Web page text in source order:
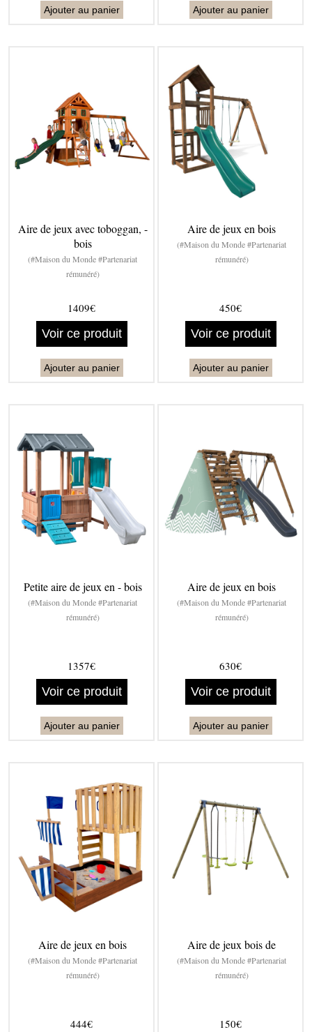
Ajouter au panier Ajouter au panier
Aire de jeux avec toboggan, -
bois
(#Maison du Monde #Partenariat
rémunéré)
1409€
Voir ce produit
Ajouter au panier
Aire de jeux en bois
(#Maison du Monde #Partenariat
rémunéré)
450€
Voir ce produit
Ajouter au panier
Petite aire de jeux en - bois
(#Maison du Monde #Partenariat
rémunéré)
1357€
Voir ce produit
Ajouter au panier
Aire de jeux en bois
(#Maison du Monde #Partenariat
rémunéré)
630€
Voir ce produit
Ajouter au panier
Aire de jeux en bois
(#Maison du Monde #Partenariat
rémunéré)
444€
Aire de jeux bois de
(#Maison du Monde #Partenariat
rémunéré)
150€